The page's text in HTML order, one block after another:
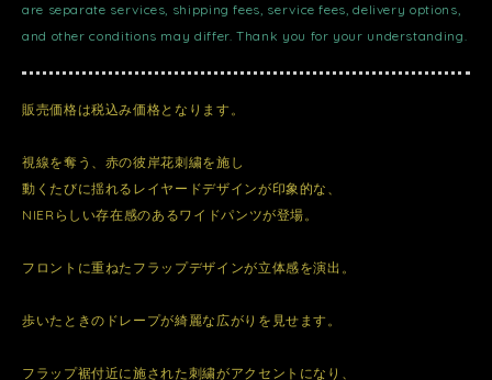
are separate services, shipping fees, service fees, delivery options,
and other conditions may differ. Thank you for your understanding.
販売価格は税込み価格となります。
視線を奪う、赤の彼岸花刺繍を施し
動くたびに揺れるレイヤードデザインが印象的な、
NIERらしい存在感のあるワイドパンツが登場。
フロントに重ねたフラップデザインが立体感を演出。
歩いたときのドレープが綺麗な広がりを見せます。
フラップ裾付近に施された刺繍がアクセントになり、